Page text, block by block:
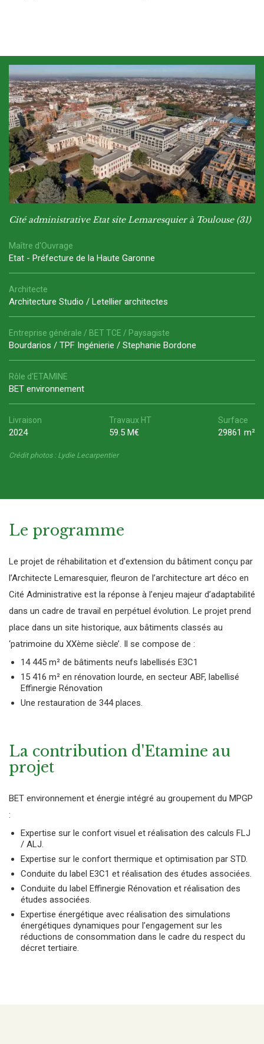
Cité administrative Etat site Lemaresquier à Toulouse (31)
Maître d'Ouvrage
Etat - Préfecture de la Haute Garonne
Architecte
Architecture Studio / Letellier architectes
Entreprise générale / BET TCE / Paysagiste
Bourdarios / TPF Ingénierie / Stephanie Bordone
Rôle d'ETAMINE
BET environnement
Livraison
2024
Travaux HT
59.5 M€
Surface
29861 m²
Crédit photos : Lydie Lecarpentier
Le programme
Le projet de réhabilitation et d’extension du bâtiment conçu par
l’Architecte Lemaresquier, fleuron de l’architecture art déco en
Cité Administrative est la réponse à l’enjeu majeur d’adaptabilité
dans un cadre de travail en perpétuel évolution. Le projet prend
place dans un site historique, aux bâtiments classés au
‘patrimoine du XXème siècle’. Il se compose de :
14 445 m² de bâtiments neufs labellisés E3C1
15 416 m² en rénovation lourde, en secteur ABF, labellisé
Effinergie Rénovation
Une restauration de 344 places.
La contribution d'Etamine au
projet
BET environnement et énergie intégré au groupement du MPGP
:
Expertise sur le confort visuel et réalisation des calculs FLJ
/ ALJ.
Expertise sur le confort thermique et optimisation par STD.
Conduite du label E3C1 et réalisation des études associées.
Conduite du label Effinergie Rénovation et réalisation des
études associées.
Expertise énergétique avec réalisation des simulations
énergétiques dynamiques pour l’engagement sur les
réductions de consommation dans le cadre du respect du
décret tertiaire.